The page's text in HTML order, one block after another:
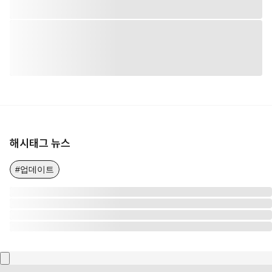
해시태그 뉴스
#업데이트